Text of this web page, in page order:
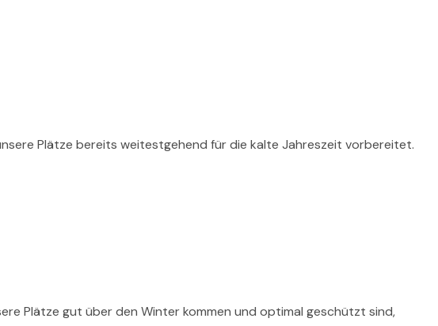
Plätze bereits weitestgehend für die kalte Jahreszeit vorbereitet.
Plätze gut über den Winter kommen und optimal geschützt sind,